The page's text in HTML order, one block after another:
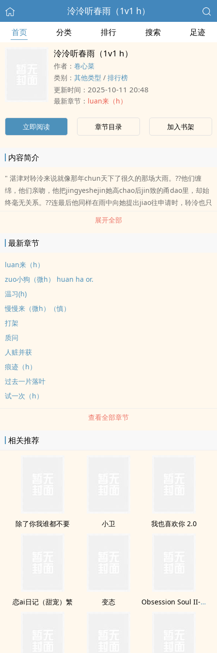
泠泠听春雨（1v1 h）
首页 分类 排行 搜索 足迹
泠泠听春雨（1v1 h）
作者： 卷心菜
类别： 其他类型 / 排行榜
更新时间： 2025-10-11 20:48
最新章节： luan来（h）
立即阅读 章节目录 加入书架
内容简介
" 湛津对聆泠来说就像那年chun天下了很久的那场大雨。??他们缠
绵，他们亲吻，他把jingyeshejin她高chao后jin致的甬dao里，却始
终毫无关系。??连最后他同样在雨中向她提出jiao往申请时，聆泠也只
是问了一句：“这是命令吗，主人？”??她把欠他的钱还给他，然后就两
清了。排雷：1.随便写写，文笔小白2.像包养又不是包养，像调教又
不是调教，大概是两个别扭的人黏黏糊糊缠在一起似谈非谈的状态，
cu糙，话很cu俗，会有很多lou骨xqi官描写，不是文艺意识liu，是直
白那zhong4.男主控制yu强，会想要女主什么都不zuo待在他shen
展开全部
最新章节
luan来（h）
zuo小狗（微h） huan ha or.
温习(h)
慢慢来（微h）（慎）
打架
质问
人赃并获
痕迹（h）
过去一片落叶
试一次（h）
查看全部章节
相关推荐
除了你我谁都不要 小卫 我也喜欢你 2.0
恋ai日记（甜宠）繁 变态 Obsession Soul II-Rêve de ciel